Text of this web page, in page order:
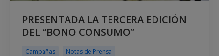
PRESENTADA LA TERCERA EDICIÓN
DEL “BONO CONSUMO”
Campañas Notas de Prensa